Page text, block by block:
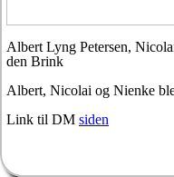
Albert Lyng Petersen,
den Brink
Albert, Nicolai og Nienke
Link til DM siden